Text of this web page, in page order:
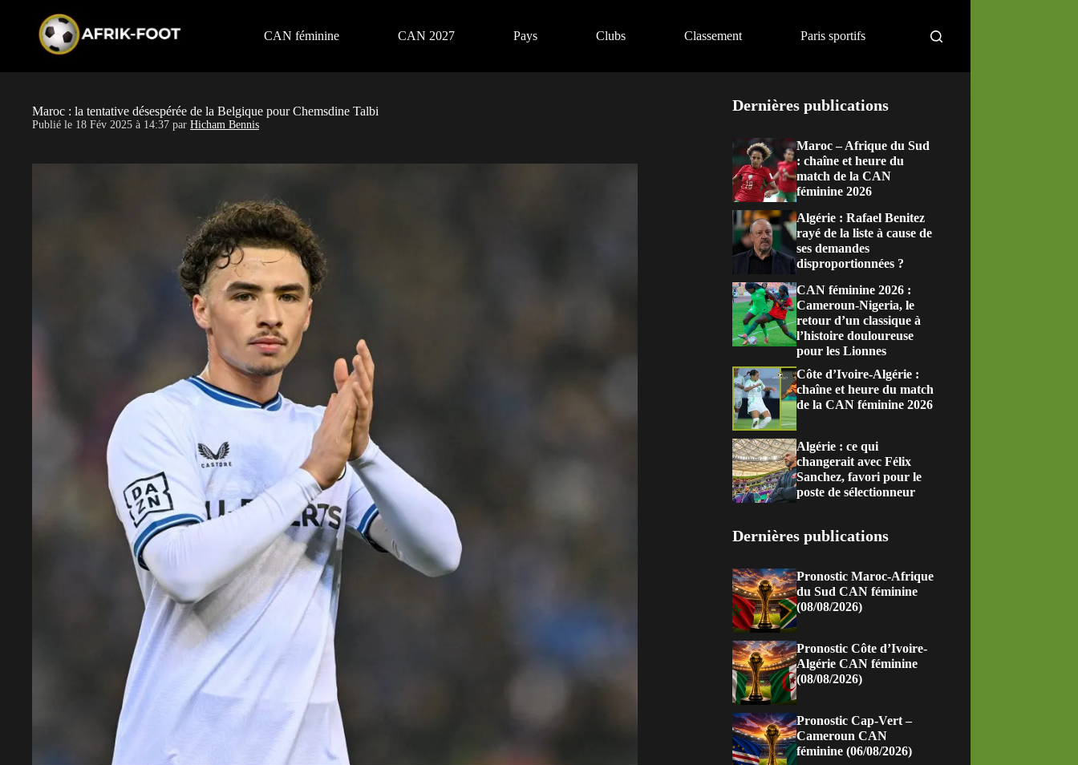
CAN féminine CAN 2027 Pays Clubs Classement Paris sportifs
Maroc : la tentative désespérée de la Belgique pour Chemsdine Talbi
Publié le 18 Fév 2025 à 14:37 par Hicham Bennis
Dernières publications
Maroc – Afrique du Sud
: chaîne et heure du
match de la CAN
féminine 2026
Algérie : Rafael Benitez
rayé de la liste à cause de
ses demandes
disproportionnées ?
CAN féminine 2026 :
Cameroun-Nigeria, le
retour d’un classique à
l’histoire douloureuse
pour les Lionnes
Côte d’Ivoire-Algérie :
chaîne et heure du match
de la CAN féminine 2026
Algérie : ce qui
changerait avec Félix
Sanchez, favori pour le
poste de sélectionneur
Dernières publications
Pronostic Maroc-Afrique
du Sud CAN féminine
(08/08/2026)
Pronostic Côte d’Ivoire-
Algérie CAN féminine
(08/08/2026)
Pronostic Cap-Vert –
Cameroun CAN
féminine (06/08/2026)